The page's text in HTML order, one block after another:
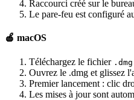
Raccourci créé sur le
Le pare-feu est configuré
🍎 macOS
Téléchargez le fichier .dmg
Ouvrez le .dmg et glissez
Premier lancement : clic
Les mises à jour sont